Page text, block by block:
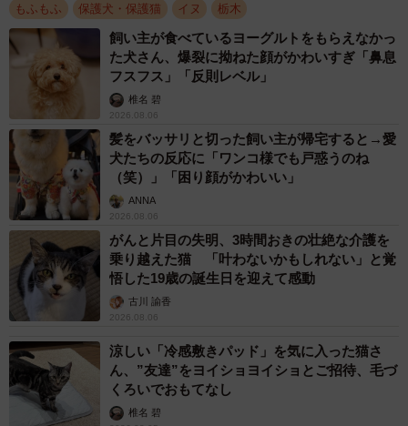
犬小屋にウーロンくんがいた（なつさん提供、Instagramよりキャプチャ
撮影）
もふもふ 保護犬・保護猫 イヌ 栃木
飼い主が食べているヨーグルトをもらえなかっ
た犬さん、爆裂に拗ねた顔がかわいすぎ「鼻息
フスフス」「反則レベル」
椎名 碧
2026.08.06
髪をバッサリと切った飼い主が帰宅すると→愛
犬たちの反応に「ワンコ様でも戸惑うのね
（笑）」「困り顔がかわいい」
ANNA
2026.08.06
がんと片目の失明、3時間おきの壮絶な介護を
乗り越えた猫 「叶わないかもしれない」と覚
悟した19歳の誕生日を迎えて感動
古川 諭香
2026.08.06
涼しい「冷感敷きパッド」を気に入った猫さ
ん、”友達”をヨイショヨイショとご招待、毛づ
くろいでおもてなし
椎名 碧